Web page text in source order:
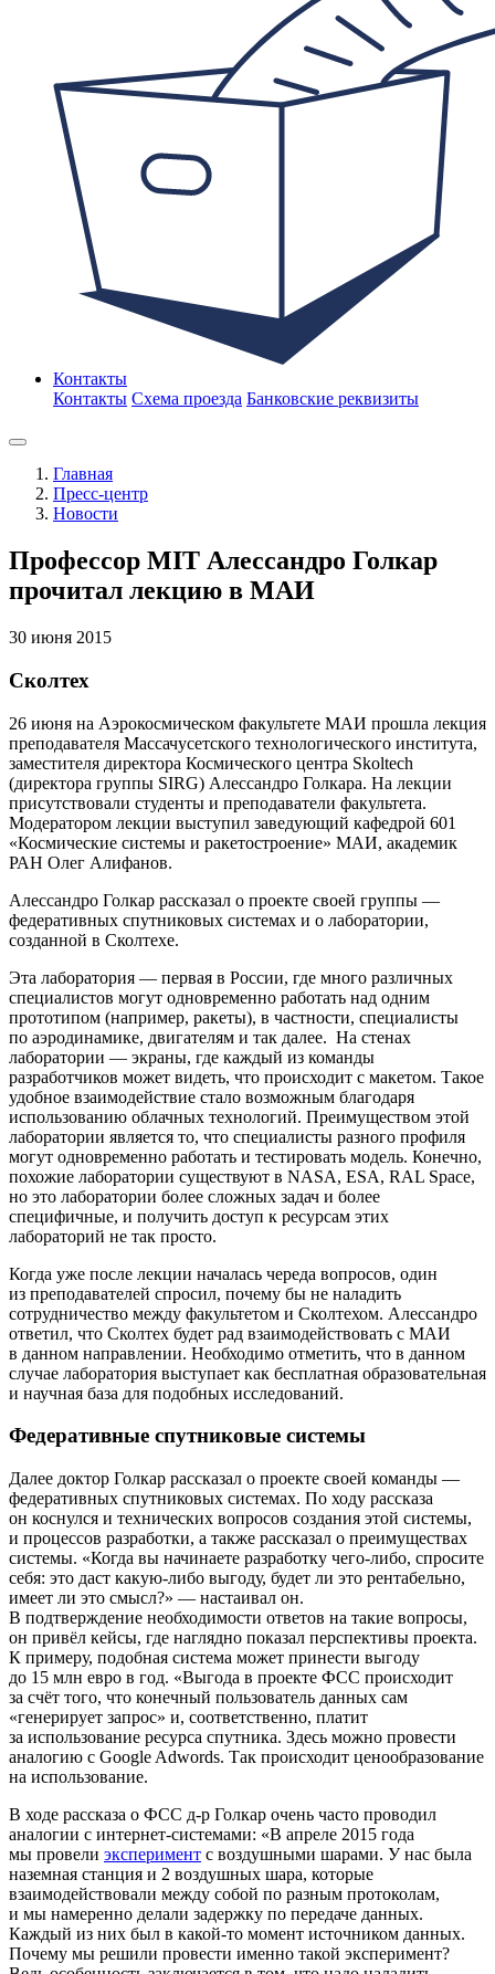
Контакты
Контакты Схема проезда Банковские реквизиты
Главная
Пресс-центр
Новости
Профессор MIT Алессандро Голкар
прочитал лекцию в МАИ
30 июня 2015
Сколтех
26 июня на Аэрокосмическом факультете МАИ прошла лекция
преподавателя Массачусетского технологического института,
заместителя директора Космического центра Skoltech
(директора группы SIRG) Алессандро Голкара. На лекции
присутствовали студенты и преподаватели факультета.
Модератором лекции выступил заведующий кафедрой 601
«Космические системы и ракетостроение» МАИ, академик
РАН Олег Алифанов.
Алессандро Голкар рассказал о проекте своей группы —
федеративных спутниковых системах и о лаборатории,
созданной в Сколтехе.
Эта лаборатория — первая в России, где много различных
специалистов могут одновременно работать над одним
прототипом (например, ракеты), в частности, специалисты
по аэродинамике, двигателям и так далее. На стенах
лаборатории — экраны, где каждый из команды
разработчиков может видеть, что происходит с макетом. Такое
удобное взаимодействие стало возможным благодаря
использованию облачных технологий. Преимуществом этой
лаборатории является то, что специалисты разного профиля
могут одновременно работать и тестировать модель. Конечно,
похожие лаборатории существуют в NASA, ESA, RAL Space,
но это лаборатории более сложных задач и более
специфичные, и получить доступ к ресурсам этих
лабораторий не так просто.
Когда уже после лекции началась череда вопросов, один
из преподавателей спросил, почему бы не наладить
сотрудничество между факультетом и Сколтехом. Алессандро
ответил, что Сколтех будет рад взаимодействовать с МАИ
в данном направлении. Необходимо отметить, что в данном
случае лаборатория выступает как бесплатная образовательная
и научная база для подобных исследований.
Федеративные спутниковые системы
Далее доктор Голкар рассказал о проекте своей команды —
федеративных спутниковых системах. По ходу рассказа
он коснулся и технических вопросов создания этой системы,
и процессов разработки, а также рассказал о преимуществах
системы. «Когда вы начинаете разработку чего-либо, спросите
себя: это даст какую-либо выгоду, будет ли это рентабельно,
имеет ли это смысл?» — настаивал он.
В подтверждение необходимости ответов на такие вопросы,
он привёл кейсы, где наглядно показал перспективы проекта.
К примеру, подобная система может принести выгоду
до 15 млн евро в год. «Выгода в проекте ФСС происходит
за счёт того, что конечный пользователь данных сам
«генерирует запрос» и, соответственно, платит
за использование ресурса спутника. Здесь можно провести
аналогию с Google Adwords. Так происходит ценообразование
на использование.
В ходе рассказа о ФСС д-р Голкар очень часто проводил
аналогии с интернет-системами: «В апреле 2015 года
мы провели эксперимент с воздушными шарами. У нас была
наземная станция и 2 воздушных шара, которые
взаимодействовали между собой по разным протоколам,
и мы намеренно делали задержку по передаче данных.
Каждый из них был в какой-то момент источником данных.
Почему мы решили провести именно такой эксперимент?